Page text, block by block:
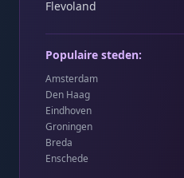
Flevoland
Populaire steden:
Amsterdam
Den Haag
Eindhoven
Groningen
Breda
Enschede